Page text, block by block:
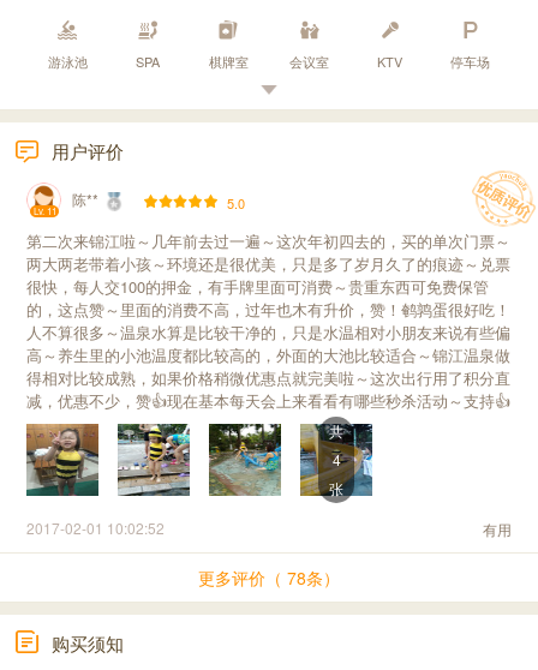
游泳池 SPA 棋牌室 会议室 KTV 停车场
用户评价
Lv. 11
陈** 5.0
第二次来锦江啦～几年前去过一遍～这次年初四去的，买的单次门票～
两大两老带着小孩～环境还是很优美，只是多了岁月久了的痕迹～兑票
很快，每人交100的押金，有手牌里面可消费～贵重东西可免费保管
的，这点赞～里面的消费不高，过年也木有升价，赞！鹌鹑蛋很好吃！
人不算很多～温泉水算是比较干净的，只是水温相对小朋友来说有些偏
高～养生里的小池温度都比较高的，外面的大池比较适合～锦江温泉做
得相对比较成熟，如果价格稍微优惠点就完美啦～这次出行用了积分直
减，优惠不少，赞👍现在基本每天会上来看看有哪些秒杀活动～支持👍
共
4
张
2017-02-01 10:02:52
有用
更多评价（ 78条）
购买须知